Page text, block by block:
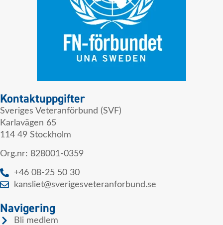
Kontaktuppgifter
Sveriges Veteranförbund (SVF)
Karlavägen 65
114 49 Stockholm
Org.nr: 828001-0359
+46 08-25 50 30
kansliet@sverigesveteranforbund.se
Navigering
Bli medlem